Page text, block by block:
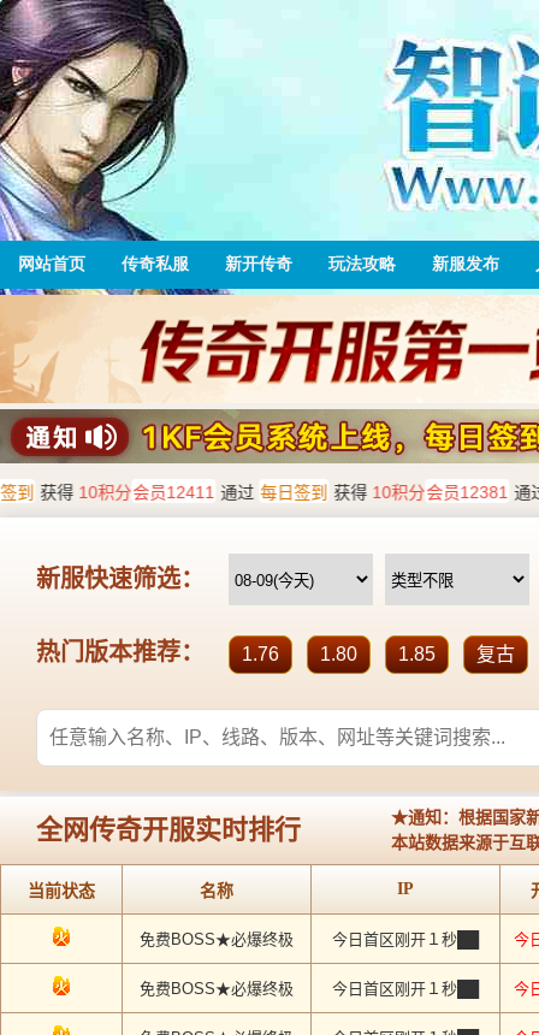
网站首页 传奇私服 新开传奇 玩法攻略 新服发布